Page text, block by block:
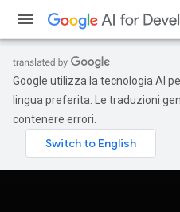
Google utilizza la tecnologia AI
lingua preferita. Le traduzioni
contenere errori.